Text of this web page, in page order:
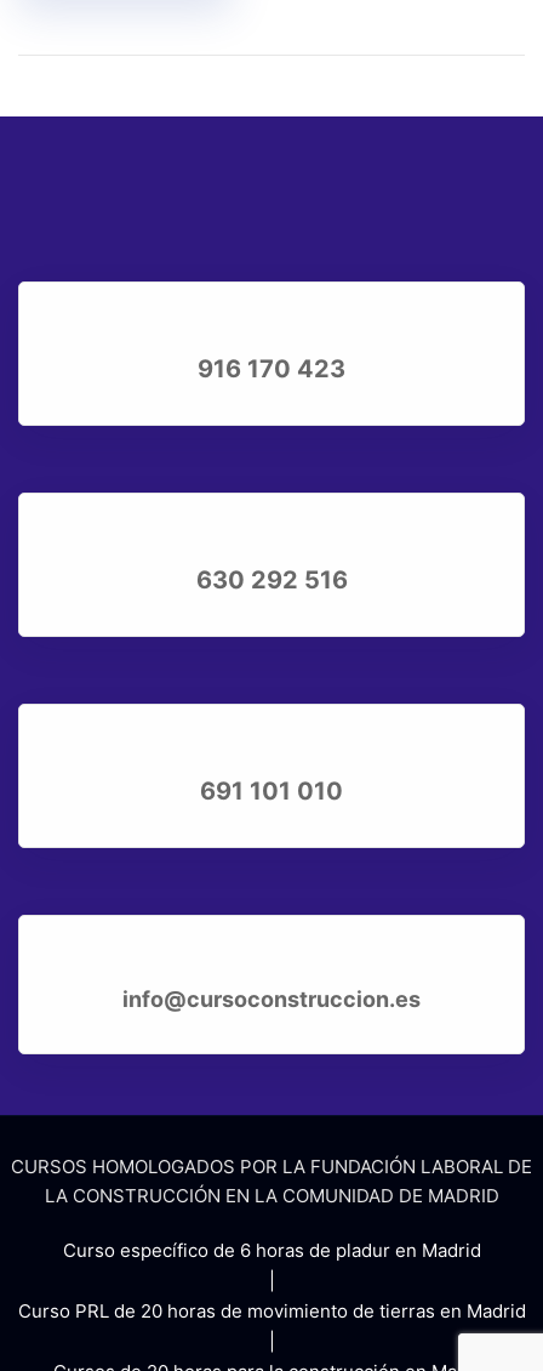
916 170 423
630 292 516
691 101 010
info@cursoconstruccion.es
CURSOS HOMOLOGADOS POR LA FUNDACIÓN LABORAL DE
LA CONSTRUCCIÓN EN LA COMUNIDAD DE MADRID
Curso específico de 6 horas de pladur en Madrid
Curso PRL de 20 horas de movimiento de tierras en Madrid